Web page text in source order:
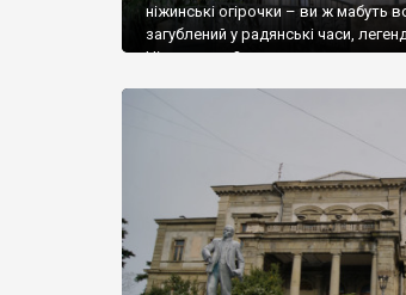
ніжинські огірочки – ви ж мабуть
загублений у радянські часи,
Ніжин греки?